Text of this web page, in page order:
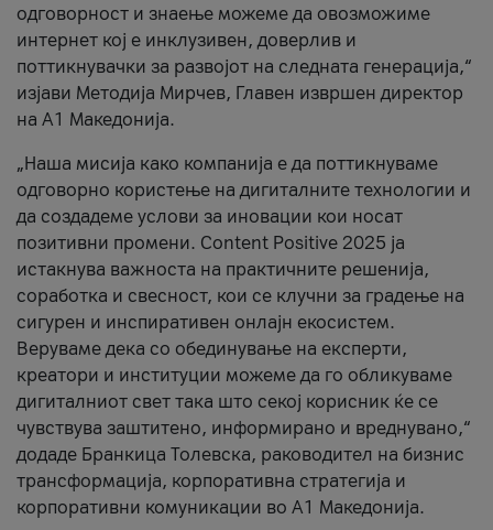
одговорност и знаење можеме да овозможиме
интернет кој е инклузивен, доверлив и
поттикнувачки за развојот на следната генерација,“
изјави Методија Мирчев, Главен извршен директор
на А1 Македонија.
„Наша мисија како компанија е да поттикнуваме
одговорно користење на дигиталните технологии и
да создадеме услови за иновации кои носат
позитивни промени. Content Positive 2025 ја
истакнува важноста на практичните решенија,
соработка и свесност, кои се клучни за градење на
сигурен и инспиративен онлајн екосистем.
Веруваме дека со обединување на експерти,
креатори и институции можеме да го обликуваме
дигиталниот свет така што секој корисник ќе се
чувствува заштитено, информирано и вреднувано,“
додаде Бранкица Толевска, раководител на бизнис
трансформација, корпоративна стратегија и
корпоративни комуникации во А1 Македонија.